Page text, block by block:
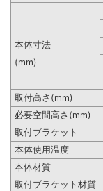
本体寸法
(mm)
取付高さ(mm)
必要空間高さ(mm)
取付ブラケット
本体使用温度
本体材質
取付ブラケット材質